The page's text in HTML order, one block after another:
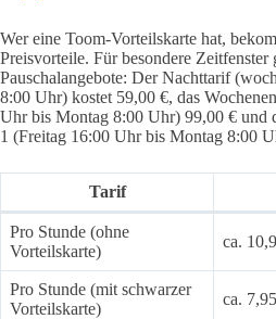
Wer eine Toom-Vorteilskarte hat,
Preisvorteile. Für besondere Zeitfenster
Pauschalangebote: Der Nachttarif
8:00 Uhr) kostet 59,00 €, das
Uhr bis Montag 8:00 Uhr) 99,00 € und
1 (Freitag 16:00 Uhr bis Montag 8:00
Tarif
Pro Stunde (ohne
Vorteilskarte)
ca.
Pro Stunde (mit schwarzer
Vorteilskarte)
ca.